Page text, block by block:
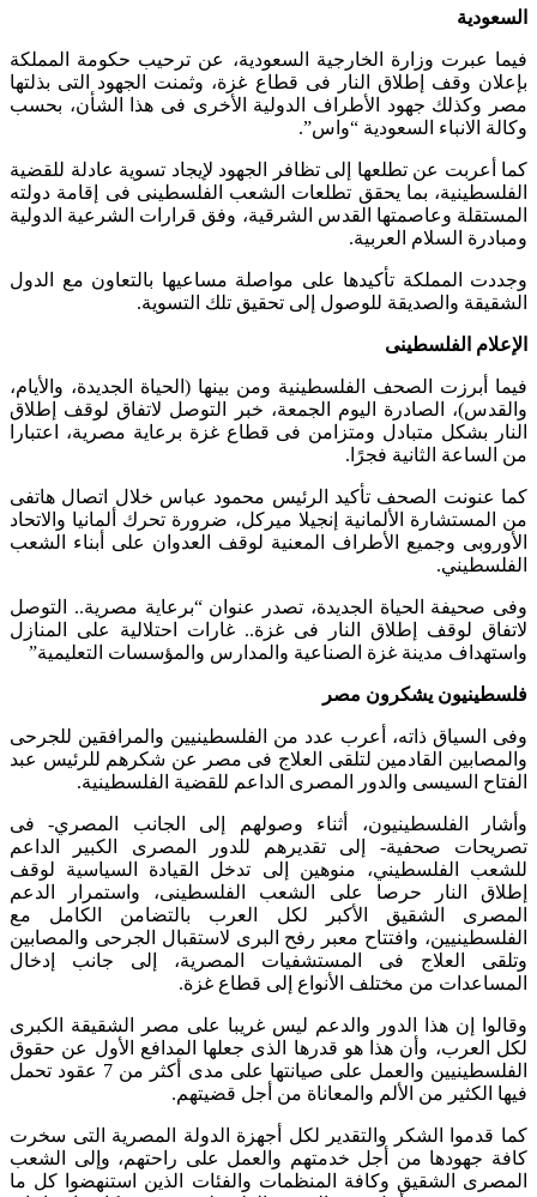
السعودية
فيما عبرت وزارة الخارجية السعودية، عن ترحيب حكومة المملكة
بإعلان وقف إطلاق النار فى قطاع غزة، وثمنت الجهود التى بذلتها
مصر وكذلك جهود الأطراف الدولية الأخرى فى هذا الشأن، بحسب
وكالة الانباء السعودية “واس”.
كما أعربت عن تطلعها إلى تظافر الجهود لإيجاد تسوية عادلة للقضية
الفلسطينية، بما يحقق تطلعات الشعب الفلسطينى فى إقامة دولته
المستقلة وعاصمتها القدس الشرقية، وفق قرارات الشرعية الدولية
ومبادرة السلام العربية.
وجددت المملكة تأكيدها على مواصلة مساعيها بالتعاون مع الدول
الشقيقة والصديقة للوصول إلى تحقيق تلك التسوية.
الإعلام الفلسطينى
فيما أبرزت الصحف الفلسطينية ومن بينها (الحياة الجديدة، والأيام،
والقدس)، الصادرة اليوم الجمعة، خبر التوصل لاتفاق لوقف إطلاق
النار بشكل متبادل ومتزامن فى قطاع غزة برعاية مصرية، اعتبارا
من الساعة الثانية فجرًا.
كما عنونت الصحف تأكيد الرئيس محمود عباس خلال اتصال هاتفى
من المستشارة الألمانية إنجيلا ميركل، ضرورة تحرك ألمانيا والاتحاد
الأوروبى وجميع الأطراف المعنية لوقف العدوان على أبناء الشعب
الفلسطيني.
وفى صحيفة الحياة الجديدة، تصدر عنوان “برعاية مصرية.. التوصل
لاتفاق لوقف إطلاق النار فى غزة.. غارات احتلالية على المنازل
واستهداف مدينة غزة الصناعية والمدارس والمؤسسات التعليمية”
فلسطينيون يشكرون مصر
وفى السياق ذاته، أعرب عدد من الفلسطينيين والمرافقين للجرحى
والمصابين القادمين لتلقى العلاج فى مصر عن شكرهم للرئيس عبد
الفتاح السيسى والدور المصرى الداعم للقضية الفلسطينية.
وأشار الفلسطينيون، أثناء وصولهم إلى الجانب المصري- فى
تصريحات صحفية- إلى تقديرهم للدور المصرى الكبير الداعم
للشعب الفلسطيني، منوهين إلى تدخل القيادة السياسية لوقف
إطلاق النار حرصا على الشعب الفلسطينى، واستمرار الدعم
المصرى الشقيق الأكبر لكل العرب بالتضامن الكامل مع
الفلسطينيين، وافتتاح معبر رفح البرى لاستقبال الجرحى والمصابين
وتلقى العلاج فى المستشفيات المصرية، إلى جانب إدخال
المساعدات من مختلف الأنواع إلى قطاع غزة.
وقالوا إن هذا الدور والدعم ليس غريبا على مصر الشقيقة الكبرى
لكل العرب، وأن هذا هو قدرها الذى جعلها المدافع الأول عن حقوق
الفلسطينيين والعمل على صيانتها على مدى أكثر من 7 عقود تحمل
فيها الكثير من الألم والمعاناة من أجل قضيتهم.
كما قدموا الشكر والتقدير لكل أجهزة الدولة المصرية التى سخرت
كافة جهودها من أجل خدمتهم والعمل على راحتهم، وإلى الشعب
المصرى الشقيق وكافة المنظمات والفئات الذين استنهضوا كل ما